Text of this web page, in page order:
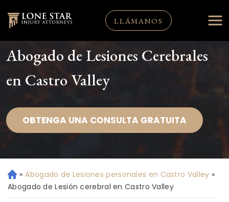
LLÁMANOS
Abogado de Lesiones Cerebrales
en Castro Valley
OBTENGA UNA CONSULTA GRATUITA
Ini
ci
» Abogado de Lesiones personales en Castro Valley »
Abogado de Lesión cerebral en Castro Valley